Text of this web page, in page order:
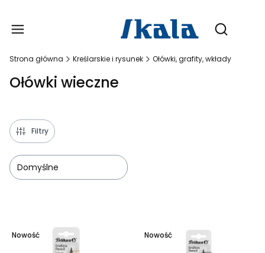
Otwórz
Strona główna Kreślarskie i rysunek Ołówki, grafity, wkłady
Ołówki wieczne
Filtry
Domyślne
Nowość Nowość